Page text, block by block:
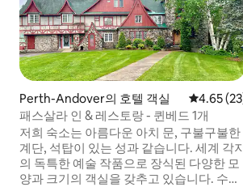
Perth-Andover의 호텔 객실 평점 4.65
4.65
패스살라 인 & 레스토랑 - 퀸베드 1개
저희 숙소는 아름다운 아치 문, 구불구불한
계단, 석탑이 있는 성과 같습니다. 세계 각
의 독특한 예술 작품으로 장식된 다양한 모
양과 크기의 객실을 갖추고 있습니다. 수영